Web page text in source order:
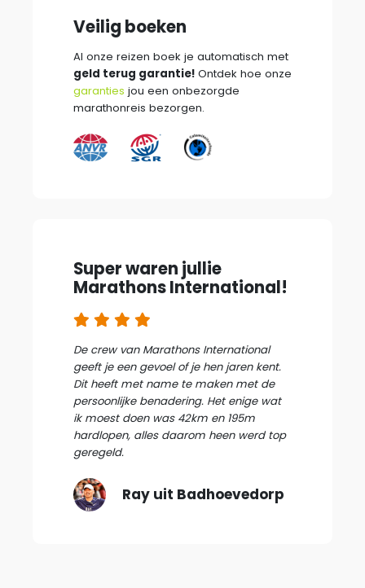
Veilig boeken
Al onze reizen boek je automatisch met
geld terug garantie! Ontdek hoe onze
garanties jou een onbezorgde
marathonreis bezorgen.
Super waren jullie
Marathons International!
De crew van Marathons International
geeft je een gevoel of je hen jaren kent.
Dit heeft met name te maken met de
persoonlijke benadering. Het enige wat
ik moest doen was 42km en 195m
hardlopen, alles daarom heen werd top
geregeld.
Ray uit Badhoevedorp